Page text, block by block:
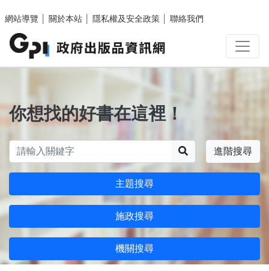
網站導覽
關於本站 隱私權及安全政策 聯絡我們
你想找的好書在這裡！
進階搜尋
主題搜尋
施政搜尋
機關搜尋